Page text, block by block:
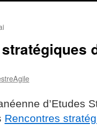
d’Etudes
Rencontres